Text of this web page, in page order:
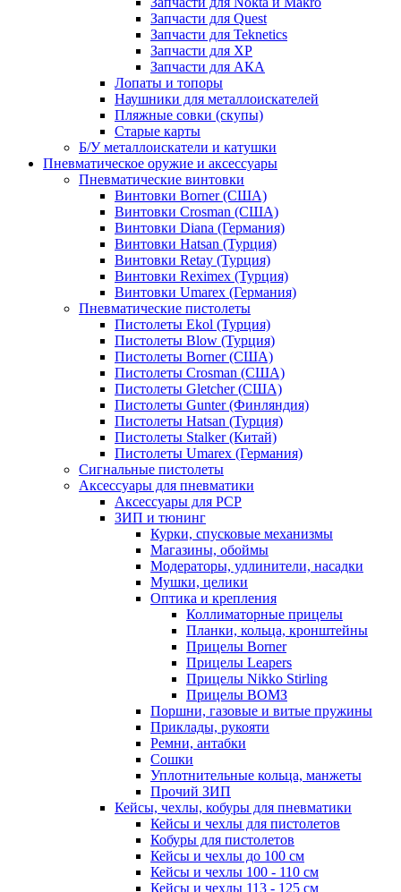
Запчасти для Quest
Запчасти для Teknetics
Запчасти для XP
Запчасти для АКА
Лопаты и топоры
Наушники для металлоискателей
Пляжные совки (скупы)
Старые карты
Б/У металлоискатели и катушки
Пневматическое оружие и аксессуары
Пневматические винтовки
Винтовки Borner (США)
Винтовки Crosman (США)
Винтовки Diana (Германия)
Винтовки Hatsan (Турция)
Винтовки Retay (Турция)
Винтовки Reximex (Турция)
Винтовки Umarex (Германия)
Пневматические пистолеты
Пистолеты Ekol (Турция)
Пистолеты Blow (Турция)
Пистолеты Borner (США)
Пистолеты Crosman (США)
Пистолеты Gletcher (США)
Пистолеты Gunter (Финляндия)
Пистолеты Hatsan (Турция)
Пистолеты Stalker (Китай)
Пистолеты Umarex (Германия)
Сигнальные пистолеты
Аксессуары для пневматики
Аксессуары для PCP
ЗИП и тюнинг
Курки, спусковые механизмы
Магазины, обоймы
Модераторы, удлинители, насадки
Мушки, целики
Оптика и крепления
Коллиматорные прицелы
Планки, кольца, кронштейны
Прицелы Borner
Прицелы Leapers
Прицелы Nikko Stirling
Прицелы ВОМЗ
Поршни, газовые и витые пружины
Приклады, рукояти
Ремни, антабки
Сошки
Уплотнительные кольца, манжеты
Прочий ЗИП
Кейсы, чехлы, кобуры для пневматики
Кейсы и чехлы для пистолетов
Кобуры для пистолетов
Кейсы и чехлы до 100 см
Кейсы и чехлы 100 - 110 см
Кейсы и чехлы 113 - 125 см